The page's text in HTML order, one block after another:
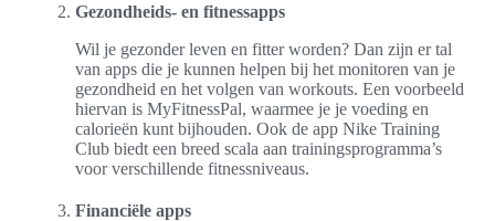
Gezondheids- en fitnessapps
Wil je gezonder leven en fitter worden? Dan zijn er tal
van apps die je kunnen helpen bij het monitoren van je
gezondheid en het volgen van workouts. Een voorbeeld
hiervan is MyFitnessPal, waarmee je je voeding en
calorieën kunt bijhouden. Ook de app Nike Training
Club biedt een breed scala aan trainingsprogramma’s
voor verschillende fitnessniveaus.
Financiële apps